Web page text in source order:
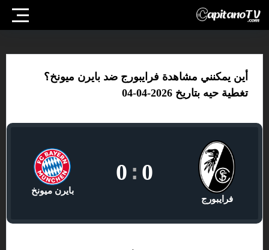
أين يمكنني مشاهدة فرايبورج ضد بايرن ميونخ؟
تغطية حيه بتاريخ 2026-04-04
فرايبورج
0
:
0
بايرن ميونخ